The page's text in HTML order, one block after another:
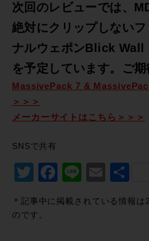
次回のレビューでは、
絶対にクリップしない
ナルウェポンBlick Wall
を予定しています。ご期
MassivePack 7 &
＞＞＞
メーカーサイトはこちら＞＞＞
SNSで共有
Twitter
Facebook
LineEmail
＊記事中に掲載されている情報
のです。